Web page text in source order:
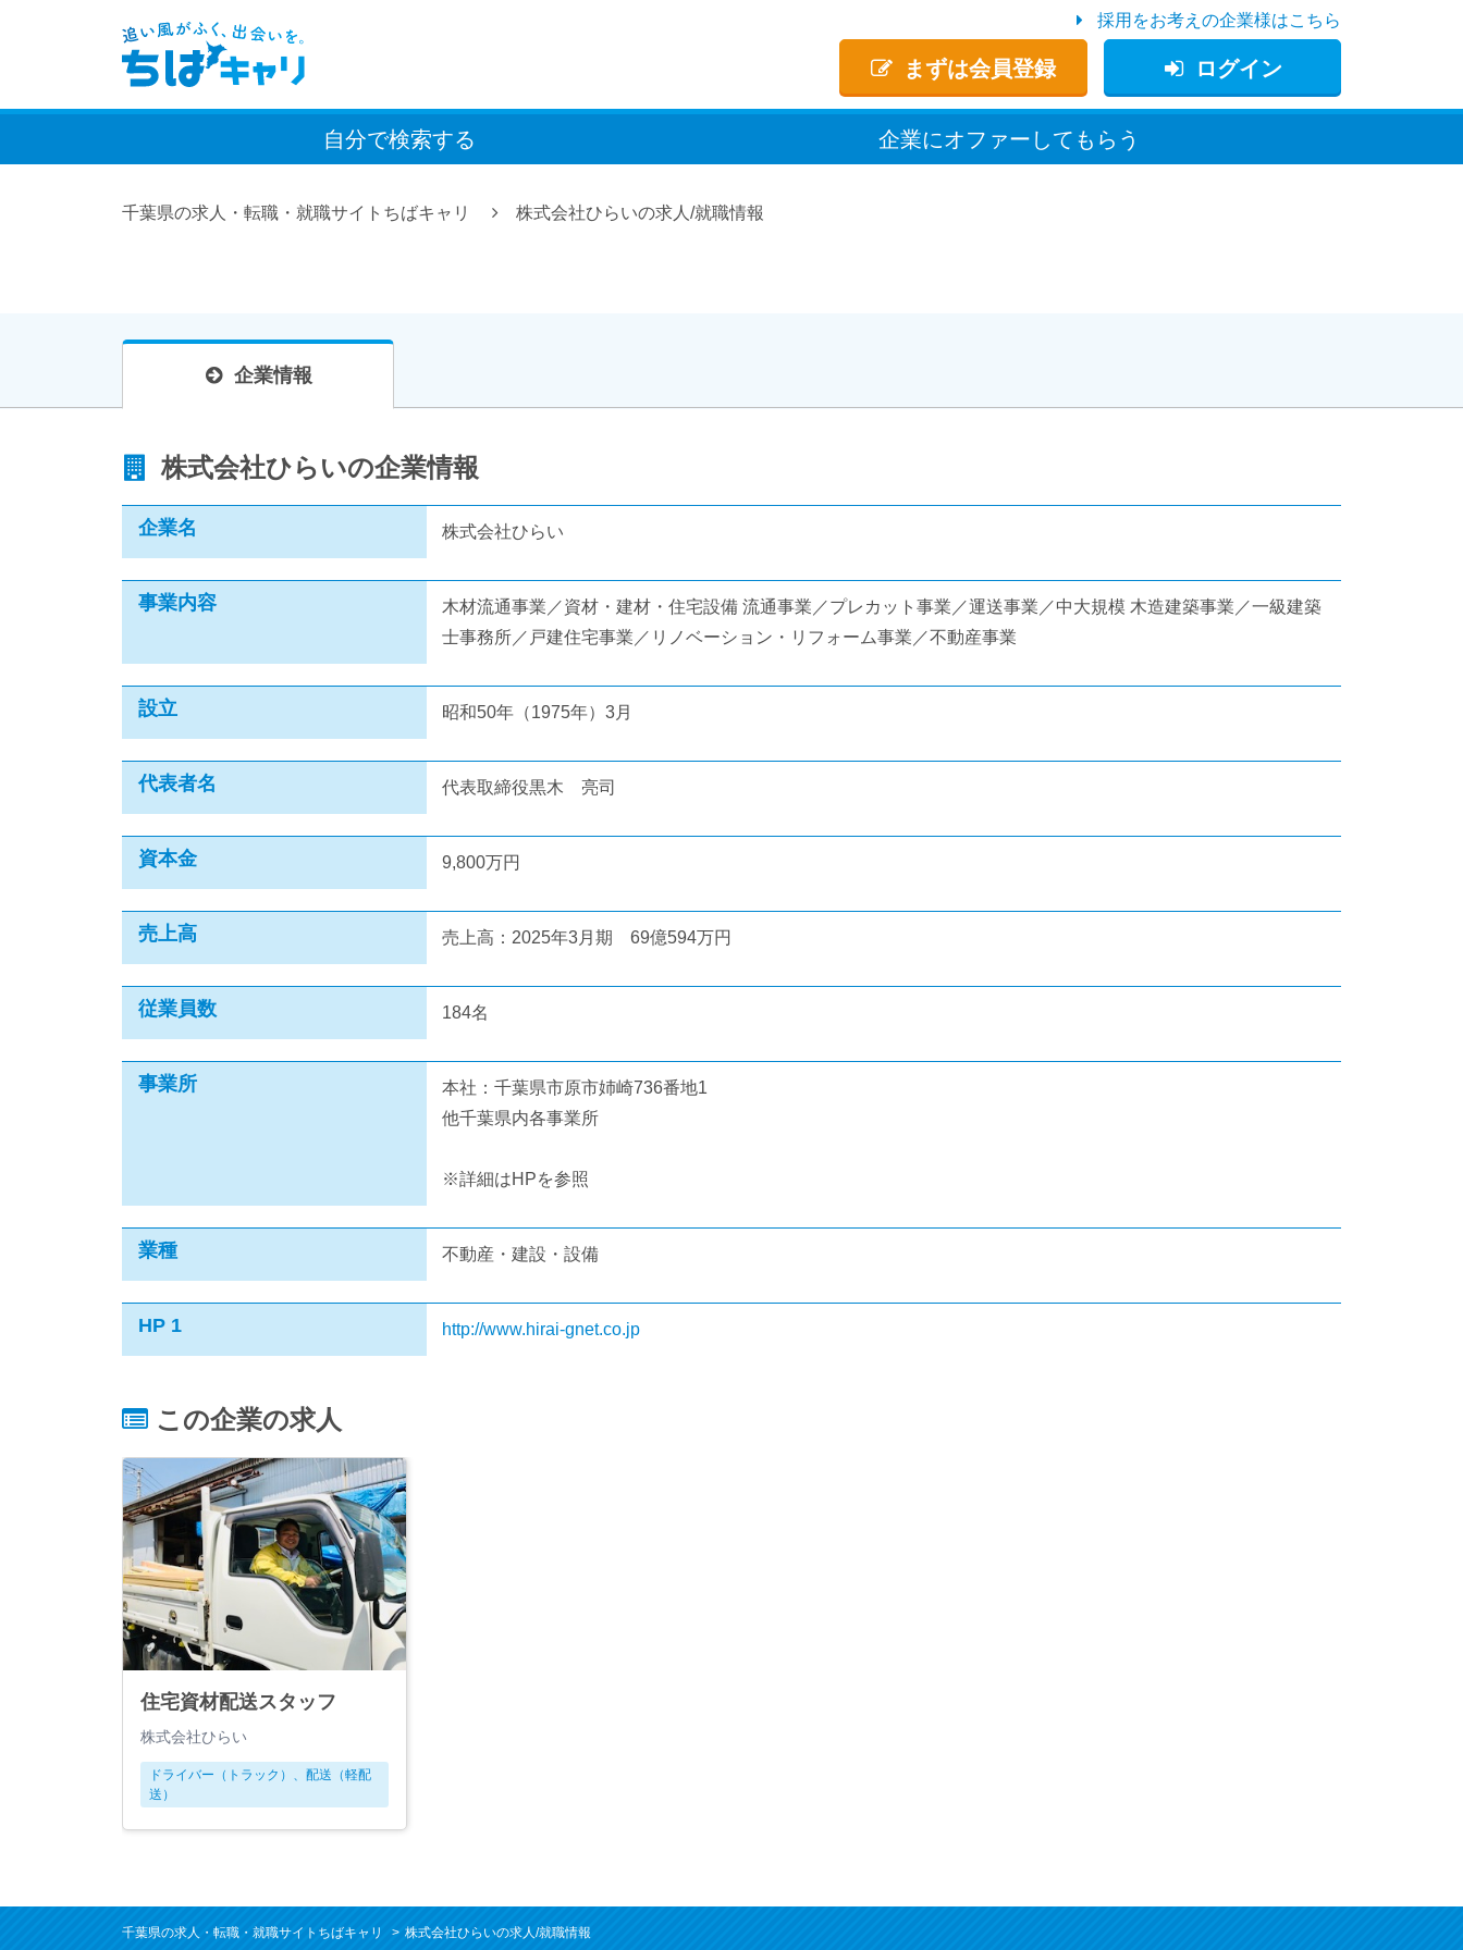
まずは会員登録 ログイン
採用をお考えの企業様はこちら
自分で検索する 企業にオファー してもらう
千葉県の求人・転職・就職サイトちばキャリ 株式会社ひらいの求人/就職情報
企業情報
株式会社ひらいの企業情報
企業名 株式会社ひらい
事業内容
木材流通事業／資材・建材・住宅設備 流通事業／プレカット事業／運送事業／中大規模 木造建築事業／一級建築
士事務所／戸建住宅事業／リノベーション・リフォーム事業／不動産事業
設立 昭和50年（1975年）3月
代表者名 代表取締役黒木 亮司
資本金 9,800万円
売上高 売上高：2025年3月期 69億594万円
従業員数 184名
事業所
本社：千葉県市原市姉崎736番地1
他千葉県内各事業所
※詳細はHPを参照
業種 不動産・建設・設備
HP 1 http://www.hirai-gnet.co.jp
この企業の求人
住宅資材配送スタッフ
株式会社ひらい
ドライバー（トラック）、配送（軽配
送）
千葉県の求人・転職・就職サイトちばキャリ 株式会社ひらいの求人/就職情報